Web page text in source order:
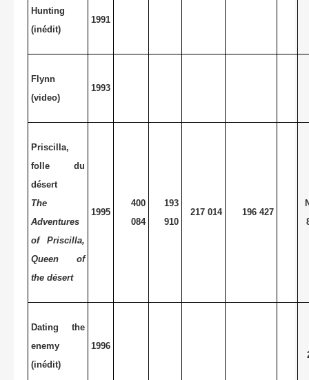
Hunting
(inédit)
1991
Flynn
(video)
1993
Priscilla,
folle du
désert
The
Adventures
of Priscilla,
Queen of
the désert
1995
400
084
193
910
217 014 196 427
Dating the
enemy
(inédit)
1996